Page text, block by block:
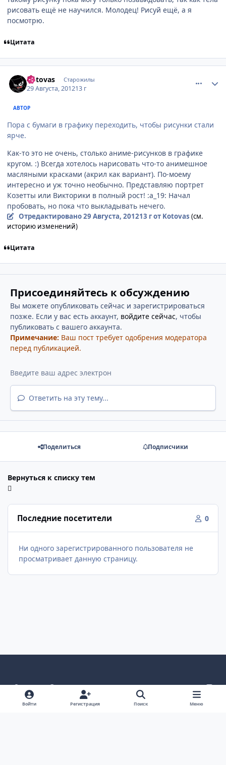
рисовать ещё не научился. Молодец! Рисуй ещё, а я
посмотрю.
Цитата
Kotovas Старожилы
29 Августа, 201213 г
АВТОР
Пора с бумаги в графику переходить, чтобы рисунки стали
ярче.
Как-то это не очень, столько аниме-рисунков в графике
кругом. :) Всегда хотелось нарисовать что-то анимешное
масляными красками (акрил как вариант). По-моему
интересно и уж точно необычно. Представляю портрет
Козетты или Викторики в полный рост! :a_19: Начал
пробовать, но пока что выкладывать нечего.
Отредактировано29 Августа, 201213 гот Kotovas (см.
историю изменений)
Цитата
Присоединяйтесь к обсуждению
Вы можете опубликовать сейчас и зарегистрироваться
позже. Если у вас есть аккаунт, войдите сейчас, чтобы
публиковать с вашего аккаунта.
Примечание: Ваш пост требует одобрения модератора
перед публикацией.
Ответить на эту тему...
Поделиться Подписчики
Вернуться к списку тем
Последние посетители 0
Ни одного зарегистрированного пользователя не
просматривает данную страницу.
Светлый режим
Темный режим
Как в системе
v
k
Политика конфиденциальности
Войти Регистрация Поиск Меню